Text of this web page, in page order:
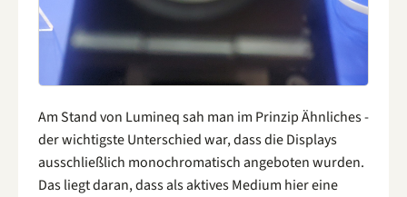
Am Stand von Lumineq sah man im Prinzip Ähnliches -
der wichtigste Unterschied war, dass die Displays
ausschließlich monochromatisch angeboten wurden.
Das liegt daran, dass als aktives Medium hier eine